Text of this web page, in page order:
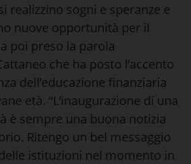
realizzino sogni e speranze e
nuove opportunità per il
poi preso la parola
che ha posto l’accento
dell’educazione finanziaria
età. “L’inaugurazione di una
è sempre una buona notizia
Ritengo un bel messaggio
istituzioni nel momento in